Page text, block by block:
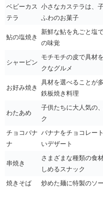
ベビーカス
テラ
小さなカステラは、
ふわのお菓子
鮎の塩焼き
新鮮な鮎を丸ごと塩
の味覚
シャーピン
モチモチの皮で具材
クなグルメ
お好み焼き
具材を選べることが
鉄板焼き料理
わたあめ
子供たちに大人気の
ク
チョコバナ
ナ
バナナをチョコレー
いデザート
串焼き
さまざまな種類の食
しめるスナック
焼きそば
炒めた麺に特製のソ